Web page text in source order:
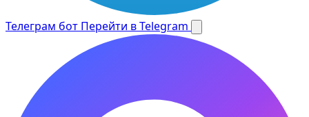
Телеграм бот Перейти в Telegram